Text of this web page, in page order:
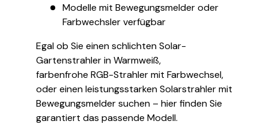
Modelle mit Bewegungsmelder oder
Farbwechsler verfügbar
Egal ob Sie einen schlichten Solar-
Gartenstrahler in Warmweiß,
farbenfrohe RGB-Strahler mit Farbwechsel,
oder einen leistungsstarken Solarstrahler mit
Bewegungsmelder suchen – hier finden Sie
garantiert das passende Modell.